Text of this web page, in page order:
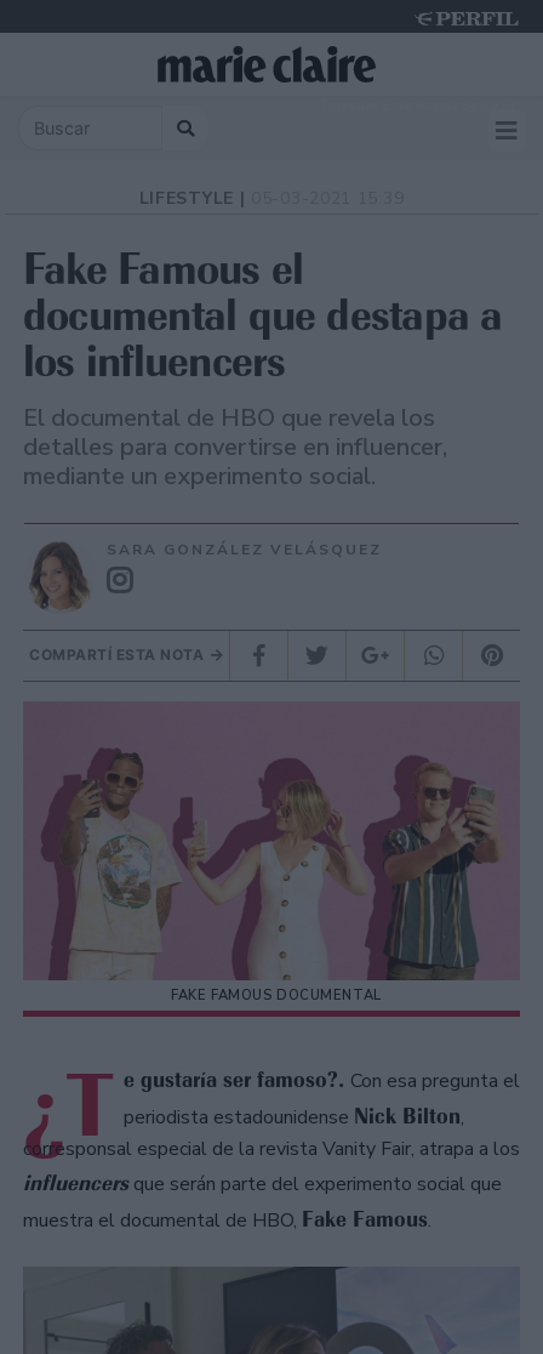
LIFESTYLE |
Fake Famous el
documental que destapa a
los influencers
El documental de HBO que revela los
detalles para convertirse en influencer,
mediante un experimento social.
SARA GONZÁLEZ VELÁSQUEZ
COMPARTÍ ESTA NOTA
FAKE FAMOUS DOCUMENTAL
¿T e gustaría ser famoso?. Con esa pregunta el
periodista estadounidense Nick Bilton,
corresponsal especial de la revista Vanity Fair, atrapa a los
influencersque serán parte del experimento social que
muestra el documental de HBO, Fake Famous.